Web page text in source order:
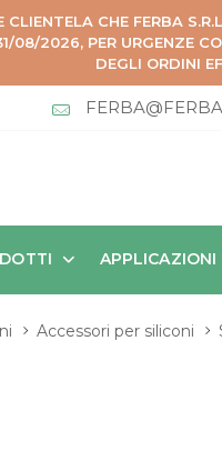
CLIENTELA CHE FERBA
08/2026, PER URGENZE
DEGLI ORDINI
APPLICAZIONI
Accessori per siliconi